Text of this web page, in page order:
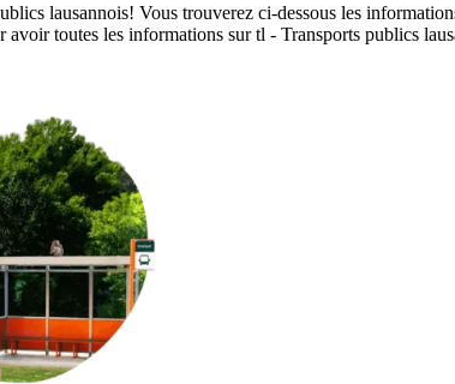
lausannois! Vous trouverez ci-dessous les
toutes les informations sur tl - Transports publics